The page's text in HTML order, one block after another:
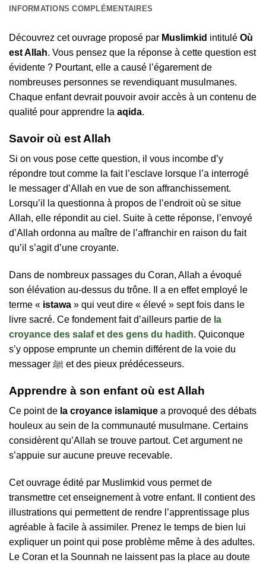
INFORMATIONS COMPLÉMENTAIRES
Découvrez cet ouvrage proposé par Muslimkid intitulé Où
est Allah. Vous pensez que la réponse à cette question est
évidente ? Pourtant, elle a causé l’égarement de
nombreuses personnes se revendiquant musulmanes.
Chaque enfant devrait pouvoir avoir accès à un contenu de
qualité pour apprendre la aqida.
Savoir où est Allah
Si on vous pose cette question, il vous incombe d’y
répondre tout comme la fait l’esclave lorsque l’a interrogé
le messager d’Allah en vue de son affranchissement.
Lorsqu’il la questionna à propos de l’endroit où se situe
Allah, elle répondit au ciel. Suite à cette réponse, l’envoyé
d’Allah ordonna au maître de l’affranchir en raison du fait
qu’il s’agit d’une croyante.
Dans de nombreux passages du Coran, Allah a évoqué
son élévation au-dessus du trône. Il a en effet employé le
terme « istawa » qui veut dire « élevé » sept fois dans le
livre sacré. Ce fondement fait d’ailleurs partie de la
croyance des salaf et des gens du hadith. Quiconque
s’y oppose emprunte un chemin différent de la voie du
messager ﷺ et des pieux prédécesseurs.
Apprendre à son enfant où est Allah
Ce point de la croyance islamique a provoqué des débats
houleux au sein de la communauté musulmane. Certains
considèrent qu’Allah se trouve partout. Cet argument ne
s’appuie sur aucune preuve recevable.
Cet ouvrage édité par Muslimkid vous permet de
transmettre cet enseignement à votre enfant. Il contient des
illustrations qui permettent de rendre l’apprentissage plus
agréable à facile à assimiler. Prenez le temps de bien lui
expliquer un point qui pose problème même à des adultes.
Le Coran et la Sounnah ne laissent pas la place au doute